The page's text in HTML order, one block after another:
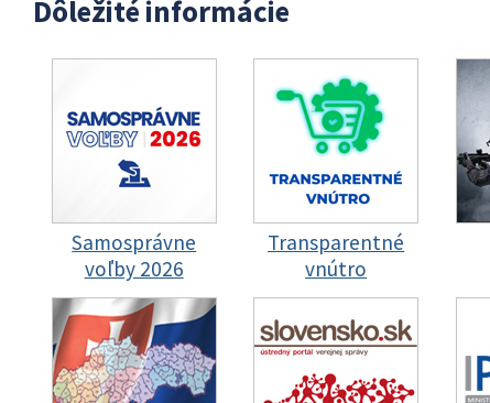
Dôležité informácie
Samosprávne
voľby 2026
Transparentné
vnútro